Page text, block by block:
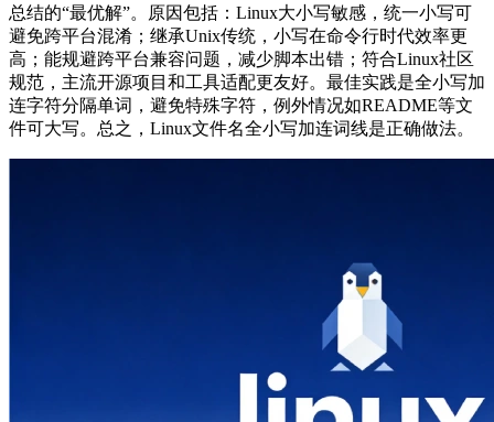
总结的“最优解”。原因包括：Linux大小写敏感，统一小写可
避免跨平台混淆；继承Unix传统，小写在命令行时代效率更
高；能规避跨平台兼容问题，减少脚本出错；符合Linux社区
规范，主流开源项目和工具适配更友好。最佳实践是全小写加
连字符分隔单词，避免特殊字符，例外情况如README等文
件可大写。总之，Linux文件名全小写加连词线是正确做法。